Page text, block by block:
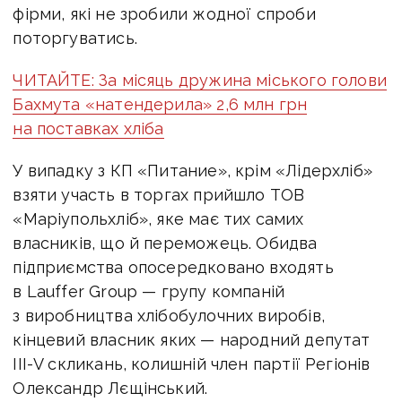
фірми, які не зробили жодної спроби
поторгуватись.
ЧИТАЙТЕ: За місяць дружина міського голови
Бахмута «натендерила» 2,6 млн грн
на поставках хліба
У випадку з КП «Питание», крім «Лідерхліб»
взяти участь в торгах прийшло ТОВ
«Маріупольхліб», яке має тих самих
власників, що й переможець. Обидва
підприємства опосередковано входять
в Lauffer Group — групу компаній
з виробництва хлібобулочних виробів,
кінцевий власник яких — народний депутат
ІІІ-V скликань, колишній член партії Регіонів
Олександр Лєщінський.